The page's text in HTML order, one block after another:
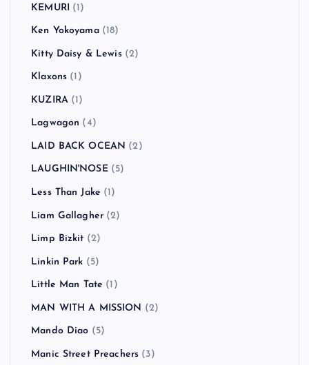
KEMURI (1)
Ken Yokoyama(18)
Kitty Daisy & Lewis(2)
Klaxons (1)
KUZIRA(1)
Lagwagon (4)
LAID BACK OCEAN (2)
LAUGHIN'NOSE(5)
Less Than Jake (1)
Liam Gallagher (2)
Limp Bizkit (2)
Linkin Park (5)
Little Man Tate (1)
MAN WITH A MISSION (2)
Mando Diao (5)
Manic Street Preachers (3)